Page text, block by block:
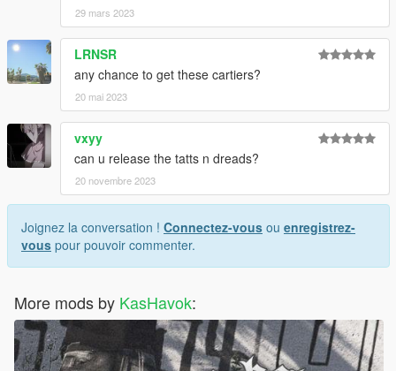
29 mars 2023
LRNSR
any chance to get these cartiers?
20 mai 2023
vxyy
can u release the tatts n dreads?
20 novembre 2023
Joignez la conversation ! Connectez-vous ou enregistrez-
vous pour pouvoir commenter.
More mods by KasHavok: